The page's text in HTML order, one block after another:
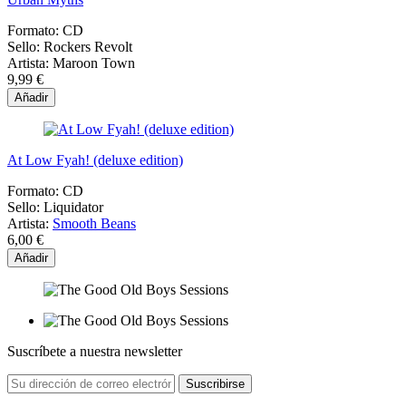
Formato: CD
Sello: Rockers Revolt
Artista: Maroon Town
9,99 €
Añadir
At Low Fyah! (deluxe edition)
Formato: CD
Sello: Liquidator
Artista: Smooth Beans
6,00 €
Añadir
Suscríbete a nuestra newsletter